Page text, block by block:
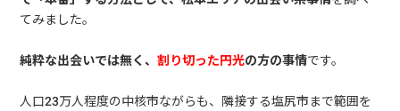
てみました。
純粋な出会いでは無く、割り切った円光の方の事情です。
人口23万人程度の中核市ながらも、隣接する塩尻市まで範囲を